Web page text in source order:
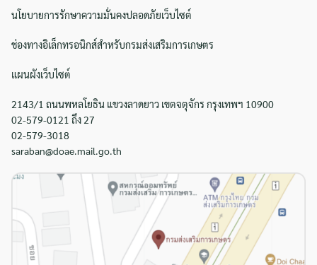
นโยบายการรักษาความมั่นคงปลอดภัยเว็บไซต์
ช่องทางอิเล็กทรอนิกส์สำหรับกรมส่งเสริมการเกษตร
แผนผังเว็บไซต์
2143/1 ถนนพหลโยธิน แขวงลาดยาว เขตจตุจักร กรุงเทพฯ 10900
02-579-0121 ถึง 27
02-579-3018
saraban@doae.mail.go.th